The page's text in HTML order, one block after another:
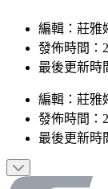
編輯：莊雅
發佈時間：
最後更新時
編輯 ： 莊雅
發佈時間：
最後更新時